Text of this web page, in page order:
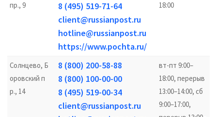
пр., 9
8 (495) 519-71-64
client@russianpost.ru
hotline@russianpost.ru
https://www.pochta.ru/
18:00
Солнцево, Б
оровский п
р., 14
8 (800) 200-58-88
8 (800) 100-00-00
8 (495) 519-00-34
client@russianpost.ru
вт-пт 9:00–
18:00, перерыв
13:00–14:00, сб
9:00–17:00,